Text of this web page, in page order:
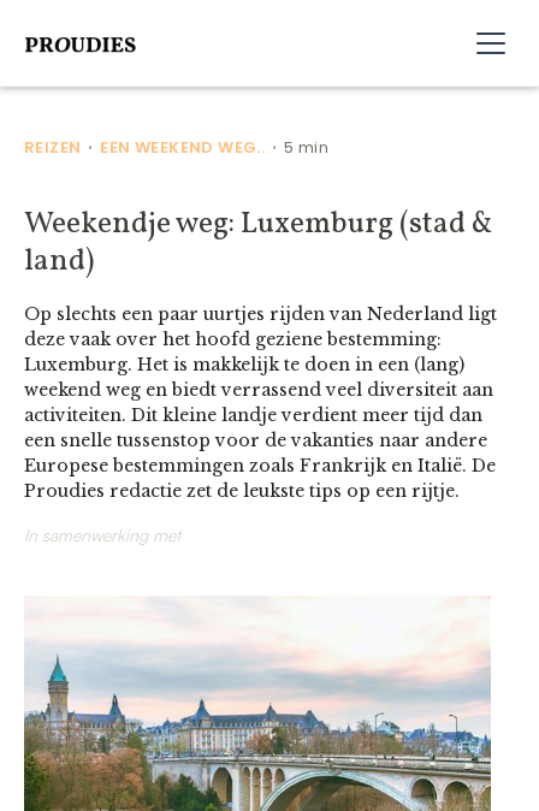
REIZEN • EEN WEEKEND WEG.. •5 min
Weekendje weg: Luxemburg (stad &
land)
Op slechts een paar uurtjes rijden van Nederland ligt
deze vaak over het hoofd geziene bestemming:
Luxemburg. Het is makkelijk te doen in een (lang)
weekend weg en biedt verrassend veel diversiteit aan
activiteiten. Dit kleine landje verdient meer tijd dan
een snelle tussenstop voor de vakanties naar andere
Europese bestemmingen zoals Frankrijk en Italië. De
Proudies redactie zet de leukste tips op een rijtje.
In samenwerking met